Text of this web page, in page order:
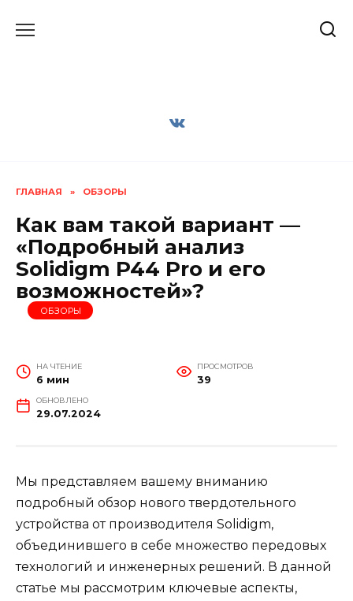
ГЛАВНАЯ » ОБЗОРЫ
Как вам такой вариант —
«Подробный анализ
Solidigm P44 Pro и его
возможностей»?
ОБЗОРЫ
НА ЧТЕНИЕ
6 мин
ПРОСМОТРОВ
39
ОБНОВЛЕНО
29.07.2024
Мы представляем вашему вниманию
подробный обзор нового твердотельного
устройства от производителя Solidigm,
объединившего в себе множество передовых
технологий и инженерных решений. В данной
статье мы рассмотрим ключевые аспекты,